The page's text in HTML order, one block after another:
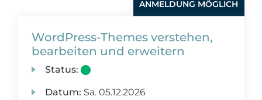
ANMELDUNG MÖGLICH
WordPress-Themes verstehen,
bearbeiten und erweitern
Status:
Datum: Sa. 05.12.2026